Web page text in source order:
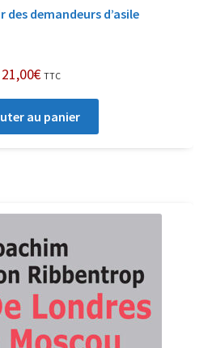
des demandeurs d’asile
21,00€ TTC
au panier